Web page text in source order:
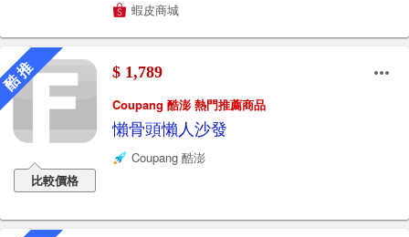
蝦皮商城
推
比較價格
$ 1,789
Coupang 酷澎 熱門推薦商品
懶骨頭懶人沙發
Coupang 酷澎